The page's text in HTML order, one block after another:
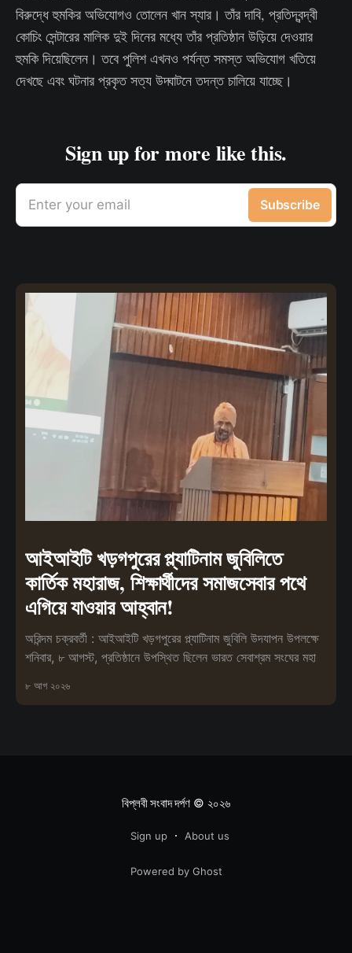
বিরুদ্ধে হুমকির অভিযোগও তোলেন খান স্যার। তাঁর দাবি, প্রতিদ্বন্দ্বী
কোচিং সেন্টারের মালিক দুই দিনের মধ্যে তাঁর প্রতিষ্ঠান উড়িয়ে দেওয়ার
হুমকি দিয়েছিলেন। তবে পুলিশ এখনও পর্যন্ত সমস্ত অভিযোগ খতিয়ে
দেখছে এবং ঘটনার প্রকৃত সত্য উদ্ঘাটনে তদন্ত চালিয়ে যাচ্ছে।
Sign up for more like this.
Enter your email Subscribe
আইআইটি খড়গপুরের প্ল্যাটিনাম জুবিলিতে
কার্তিক মহারাজ, শিক্ষার্থীদের সমাজসেবার পথে
এগিয়ে যাওয়ার আহ্বান!
অরিন্দম চক্রবর্তী : আইআইটি খড়গপুরের প্ল্যাটিনাম জুবিলি উদযাপন উপলক্ষে
শনিবার, ৮ আগস্ট, প্রতিষ্ঠানে উপস্থিত ছিলেন ভারত সেবাশ্রম সংঘের মহা
৮ আগ ২০২৬
বিপ্লবী সংবাদ দর্পণ© ২০২৬
Sign up About us
Powered by Ghost